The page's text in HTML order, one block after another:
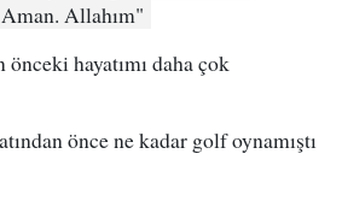
Aman. Allahım"
hayatımı daha çok
önce ne kadar golf oynamıştı